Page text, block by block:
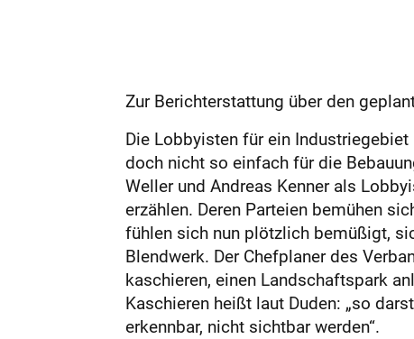
Zur Berichterstattung über den
Die Lobbyisten für ein
doch nicht so einfach für die
Weller und Andreas Kenner als
erzählen. Deren Parteien bemühen
fühlen sich nun plötzlich bemüßigt,
Blendwerk. Der Chefplaner des
kaschieren, einen Landschaftspark
Kaschieren heißt laut Duden: „so
erkennbar, nicht sichtbar werden“.